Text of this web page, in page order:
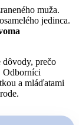
muža.
jedinca.
dôvody, prečo
Odborníci
a mláďatami